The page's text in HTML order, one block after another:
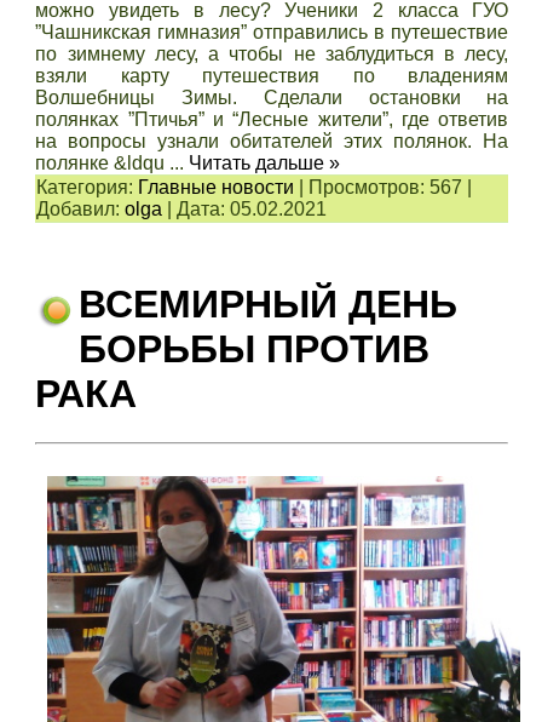
можно увидеть в лесу? Ученики 2 класса ГУО
”Чашникская гимназия” отправились в путешествие
по зимнему лесу, а чтобы не заблудиться в лесу,
взяли карту путешествия по владениям
Волшебницы Зимы. Сделали остановки на
полянках ”Птичья” и “Лесные жители”, где ответив
на вопросы узнали обитателей этих полянок. На
полянке &ldqu ... Читать дальше »
Категория: Главные новости Просмотров: 567
Добавил: olga |Дата: 05.02.2021
ВСЕМИРНЫЙ ДЕНЬ
БОРЬБЫ ПРОТИВ
РАКА